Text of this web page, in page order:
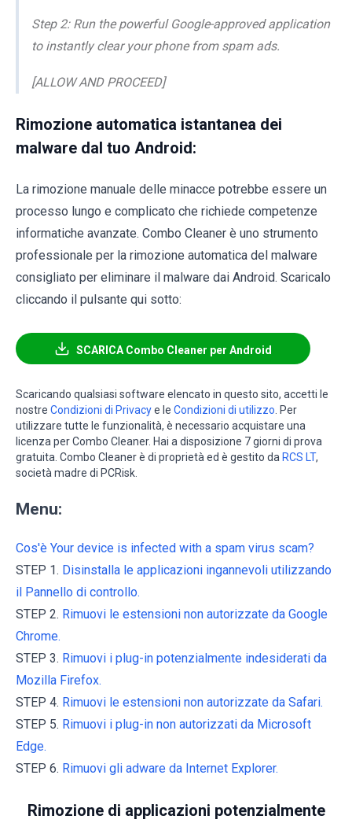
Step 2: Run the powerful Google-approved application
to instantly clear your phone from spam ads.
[ALLOW AND PROCEED]
Rimozione automatica istantanea dei
malware dal tuo Android:
La rimozione manuale delle minacce potrebbe essere un
processo lungo e complicato che richiede competenze
informatiche avanzate. Combo Cleaner è uno strumento
professionale per la rimozione automatica del malware
consigliato per eliminare il malware dai Android. Scaricalo
cliccando il pulsante qui sotto:
SCARICA Combo Cleaner per Android
Scaricando qualsiasi software elencato in questo sito, accetti le
nostre Condizioni di Privacye le Condizioni di utilizzo . Per
utilizzare tutte le funzionalità, è necessario acquistare una
licenza per Combo Cleaner. Hai a disposizione 7 giorni di prova
gratuita. Combo Cleaner è di proprietà ed è gestito da RCS LT,
società madre di PCRisk.
Menu:
Cos'è Your device is infected with a spam virus scam?
STEP 1. Disinstalla le applicazioni ingannevoli utilizzando
il Pannello di controllo.
STEP 2. Rimuovi le estensioni non autorizzate da Google
Chrome.
STEP 3. Rimuovi i plug-in potenzialmente indesiderati da
Mozilla Firefox.
STEP 4. Rimuovi le estensioni non autorizzate da Safari.
STEP 5. Rimuovi i plug-in non autorizzati da Microsoft
Edge.
STEP 6. Rimuovi gli adware da Internet Explorer.
Rimozione di applicazioni potenzialmente